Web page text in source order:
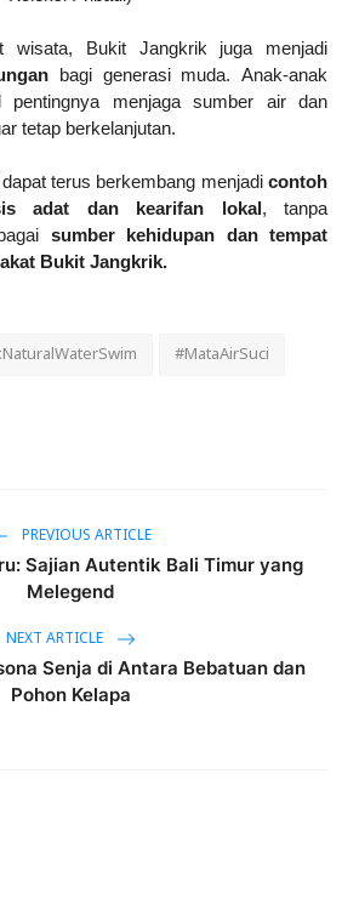
wisata, Bukit Jangkrik juga menjadi
bagi generasi muda.Anak-anak
pentingnya menjaga sumber air dan
tetap berkelanjutan.
terus berkembang menjadi contoh
adat dan kearifan lokal, tanpa
sumber kehidupan dan tempat
Bukit Jangkrik.
#MataAirSuci
PREVIOUS ARTICLE
Sajian Autentik Bali Timur yang
Melegend
NEXT ARTICLE
Senja di Antara Bebatuan dan
Pohon Kelapa